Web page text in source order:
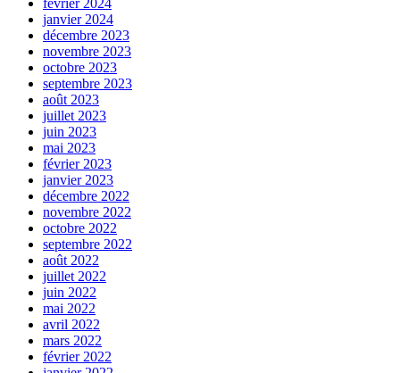
février 2024
janvier 2024
décembre 2023
novembre 2023
octobre 2023
septembre 2023
août 2023
juillet 2023
juin 2023
mai 2023
février 2023
janvier 2023
décembre 2022
novembre 2022
octobre 2022
septembre 2022
août 2022
juillet 2022
juin 2022
mai 2022
avril 2022
mars 2022
février 2022